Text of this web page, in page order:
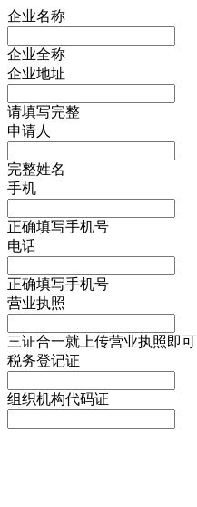
企业名称
企业全称
企业地址
请填写完整
申请人
完整姓名
手机
正确填写手机号
电话
正确填写手机号
营业执照
三证合一就上传营业执照即可
税务登记证
组织机构代码证